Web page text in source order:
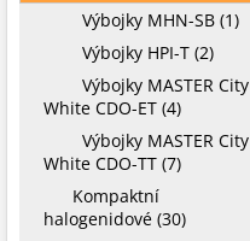
Výbojky MHN-SB (1)
Výbojky HPI-T (2)
Výbojky MASTER City
White CDO-ET (4)
Výbojky MASTER City
White CDO-TT (7)
Kompaktní
halogenidové (30)